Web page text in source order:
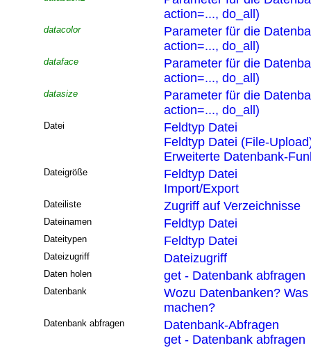
action=..., do_all)
datacolor
Parameter für die
action=..., do_all)
dataface
Parameter für die
action=..., do_all)
datasize
Parameter für die
action=..., do_all)
Datei
Feldtyp Datei
Feldtyp Datei (File-
Erweiterte Datenbank-
Dateigröße
Feldtyp Datei
Import/Export
Dateiliste Zugriff auf Verzeichnisse
Dateinamen Feldtyp Datei
Dateitypen Feldtyp Datei
Dateizugriff Dateizugriff
Daten holen get - Datenbank abfragen
Datenbank
Wozu Datenbanken?
machen?
Datenbank abfragen
Datenbank-Abfragen
get - Datenbank abfragen